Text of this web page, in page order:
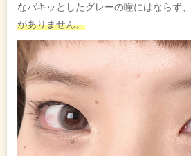
なパキッとしたグレーの瞳にはならず、
がありません。